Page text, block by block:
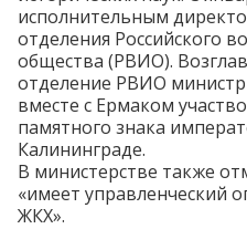
исполнительным
отделения Российского
общества (РВИО).
отделение РВИО
вместе с Ермаком
памятного знака
Калининграде.
В министерстве также
«имеет управленческий
ЖКХ».